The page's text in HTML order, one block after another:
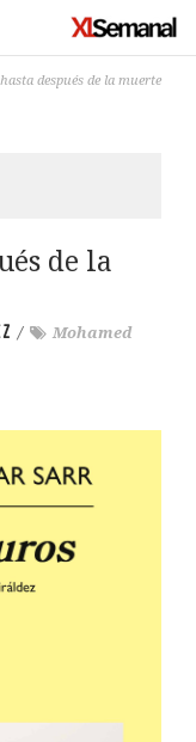
después de la muerte
de la
/
Mohamed